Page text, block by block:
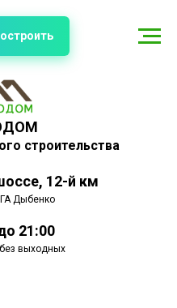
строительства
12-й км
Дыбенко
21:00
выходных